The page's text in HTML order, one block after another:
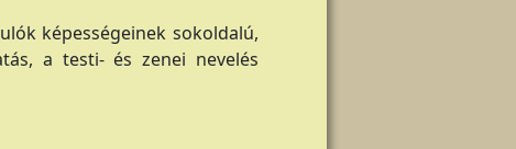
képességeinek sokoldalú,
a testi- és zenei nevelés